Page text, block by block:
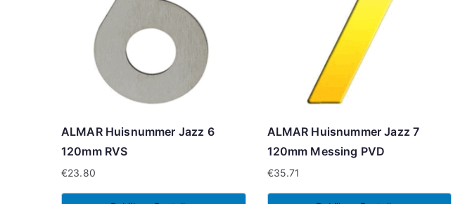
ALMAR Huisnummer Jazz 6
120mm RVS
€23.80
ALMAR Huisnummer Jazz 7
120mm Messing PVD
€35.71